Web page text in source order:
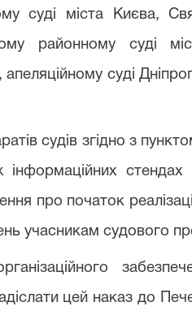
суді міста Києва,
районному суді
апеляційному суді
судів згідно з
інформаційних
про початок
учасникам судового
цей наказ до